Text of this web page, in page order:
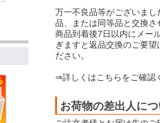
万一不良品等がございま
品、または同等品と交換
商品到着後7日以内にメー
ぎますと返品交換のご要
ださい。
⇒詳しくはこちらをご確認
お荷物の差出人に